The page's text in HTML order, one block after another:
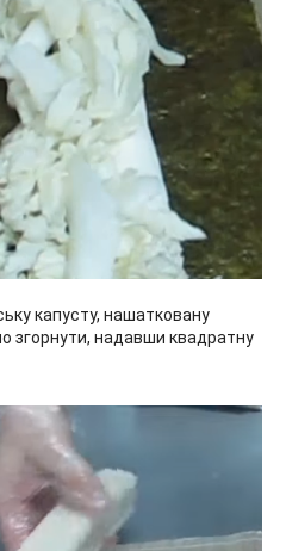
капусту, нашатковану
згорнути, надавши квадратну